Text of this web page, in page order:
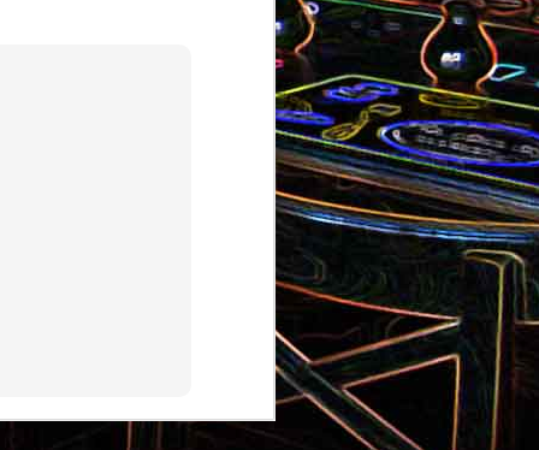
Quiche sans pâte au chorizo
et aux pommes de terre
Pizza aux pommes de terre et
aux tomates séchées